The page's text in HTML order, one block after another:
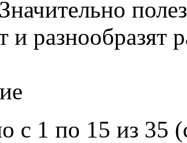
и разнообразят
с 1 по 15 из 35